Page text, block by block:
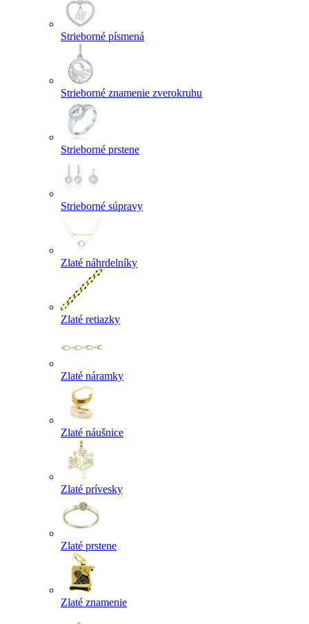
Strieborné písmená
Strieborné znamenie zverokruhu
Strieborné prstene
Strieborné súpravy
Zlaté náhrdelníky
Zlaté retiazky
Zlaté náramky
Zlaté náušnice
Zlaté prívesky
Zlaté prstene
Zlaté znamenie